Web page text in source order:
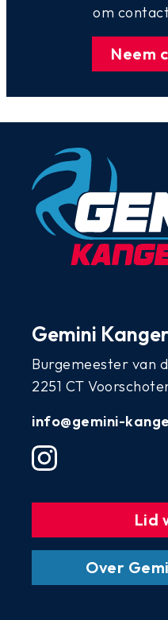
om
Neem
Gemini
Burgemeester van
2251 CT
info@gemini-
Lid
Over